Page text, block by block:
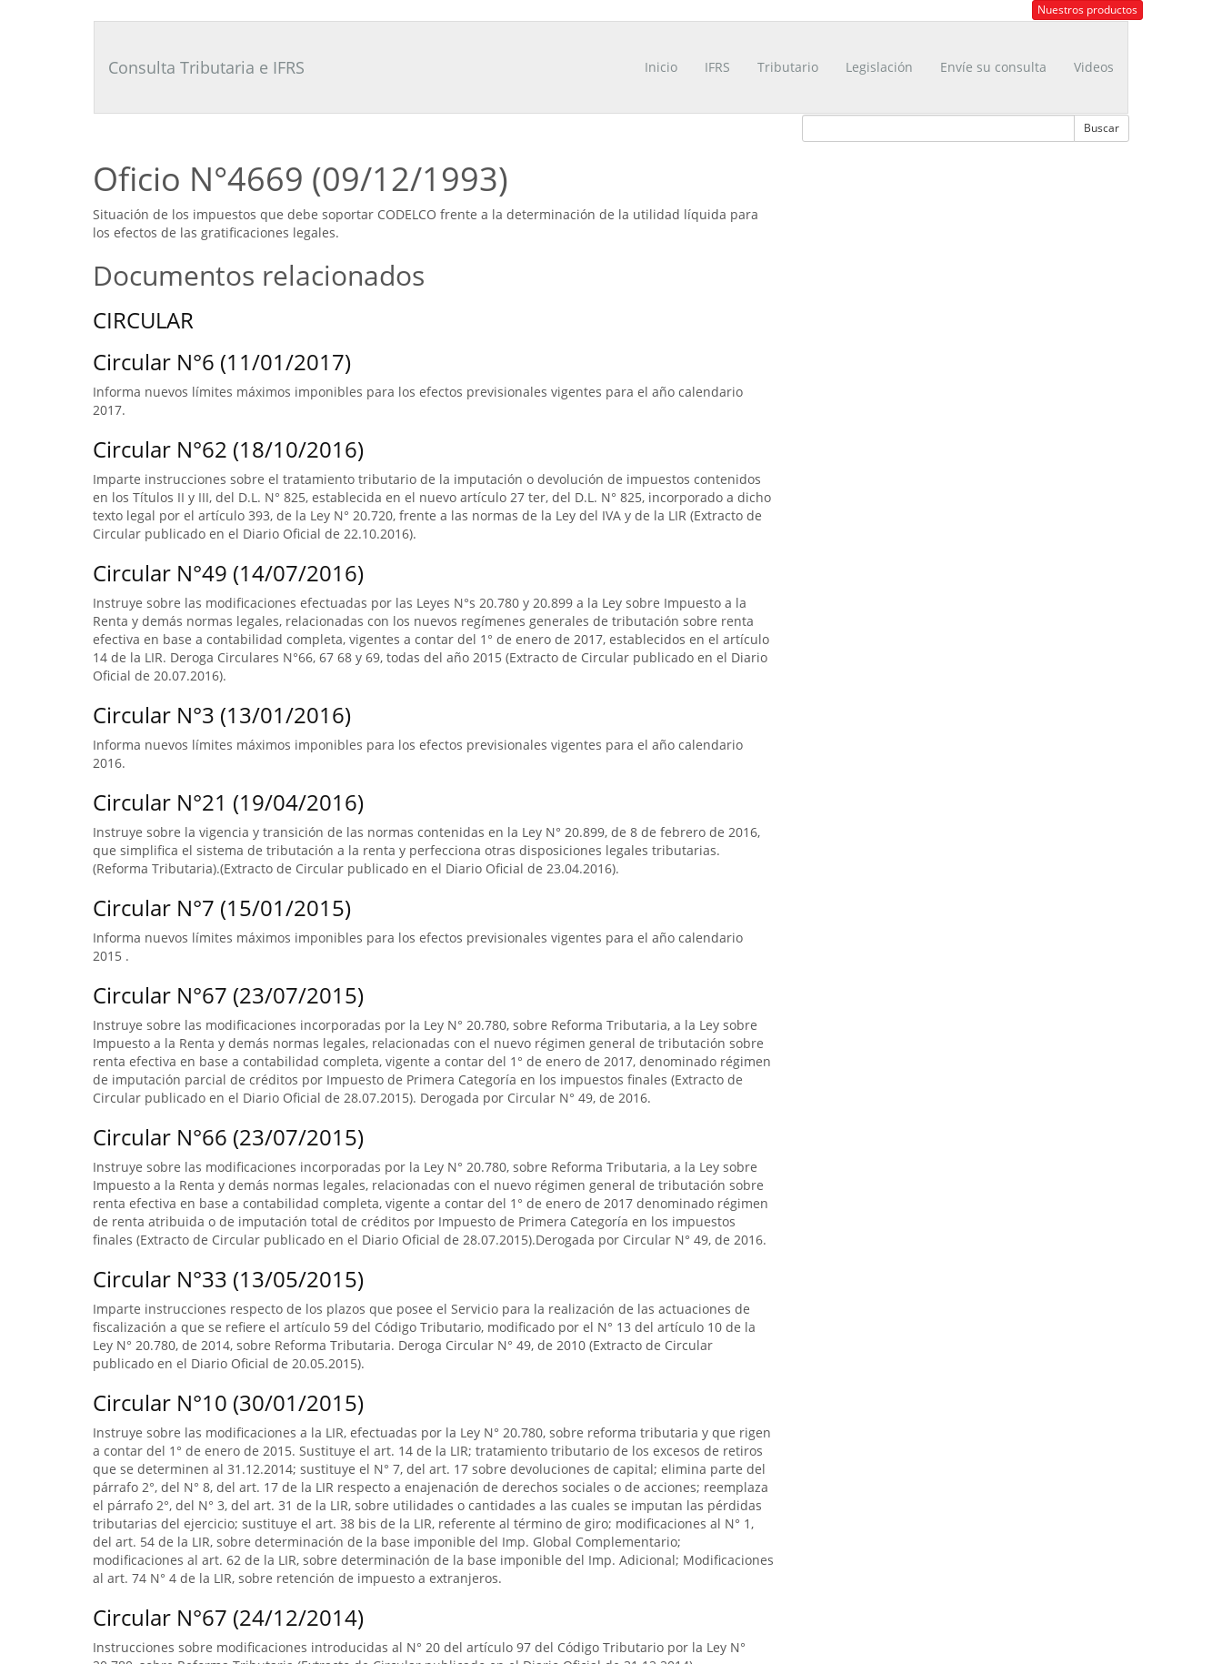
Tributario
Nuestros productos
Consulta Tributaria e IFRS Inicio IFRS Tributario Legislación Envíe su consulta Videos
Oficio N°4669 (09/12/1993)
Situación de los impuestos que debe soportar CODELCO frente a la determinación de la utilidad líquida para
los efectos de las gratificaciones legales.
Documentos relacionados
CIRCULAR
Circular N°6 (11/01/2017)
Informa nuevos límites máximos imponibles para los efectos previsionales vigentes para el año calendario
2017.
Circular N°62 (18/10/2016)
Imparte instrucciones sobre el tratamiento tributario de la imputación o devolución de impuestos contenidos
en los Títulos II y III, del D.L. N° 825, establecida en el nuevo artículo 27 ter, del D.L. N° 825, incorporado a dicho
texto legal por el artículo 393, de la Ley N° 20.720, frente a las normas de la Ley del IVA y de la LIR (Extracto de
Circular publicado en el Diario Oficial de 22.10.2016).
Circular N°49 (14/07/2016)
Instruye sobre las modificaciones efectuadas por las Leyes N°s 20.780 y 20.899 a la Ley sobre Impuesto a la
Renta y demás normas legales, relacionadas con los nuevos regímenes generales de tributación sobre renta
efectiva en base a contabilidad completa, vigentes a contar del 1° de enero de 2017, establecidos en el artículo
14 de la LIR. Deroga Circulares N°66, 67 68 y 69, todas del año 2015 (Extracto de Circular publicado en el Diario
Oficial de 20.07.2016).
Circular N°3 (13/01/2016)
Informa nuevos límites máximos imponibles para los efectos previsionales vigentes para el año calendario
2016.
Circular N°21 (19/04/2016)
Instruye sobre la vigencia y transición de las normas contenidas en la Ley N° 20.899, de 8 de febrero de 2016,
que simplifica el sistema de tributación a la renta y perfecciona otras disposiciones legales tributarias.
(Reforma Tributaria).(Extracto de Circular publicado en el Diario Oficial de 23.04.2016).
Circular N°7 (15/01/2015)
Informa nuevos límites máximos imponibles para los efectos previsionales vigentes para el año calendario
2015 .
Circular N°67 (23/07/2015)
Instruye sobre las modificaciones incorporadas por la Ley N° 20.780, sobre Reforma Tributaria, a la Ley sobre
Impuesto a la Renta y demás normas legales, relacionadas con el nuevo régimen general de tributación sobre
renta efectiva en base a contabilidad completa, vigente a contar del 1° de enero de 2017, denominado régimen
de imputación parcial de créditos por Impuesto de Primera Categoría en los impuestos finales (Extracto de
Circular publicado en el Diario Oficial de 28.07.2015). Derogada por Circular N° 49, de 2016.
Circular N°66 (23/07/2015)
Instruye sobre las modificaciones incorporadas por la Ley N° 20.780, sobre Reforma Tributaria, a la Ley sobre
Impuesto a la Renta y demás normas legales, relacionadas con el nuevo régimen general de tributación sobre
renta efectiva en base a contabilidad completa, vigente a contar del 1° de enero de 2017 denominado régimen
de renta atribuida o de imputación total de créditos por Impuesto de Primera Categoría en los impuestos
finales (Extracto de Circular publicado en el Diario Oficial de 28.07.2015).Derogada por Circular N° 49, de 2016.
Circular N°33 (13/05/2015)
Imparte instrucciones respecto de los plazos que posee el Servicio para la realización de las actuaciones de
fiscalización a que se refiere el artículo 59 del Código Tributario, modificado por el N° 13 del artículo 10 de la
Ley N° 20.780, de 2014, sobre Reforma Tributaria. Deroga Circular N° 49, de 2010 (Extracto de Circular
publicado en el Diario Oficial de 20.05.2015).
Circular N°10 (30/01/2015)
Instruye sobre las modificaciones a la LIR, efectuadas por la Ley N° 20.780, sobre reforma tributaria y que rigen
a contar del 1° de enero de 2015. Sustituye el art. 14 de la LIR; tratamiento tributario de los excesos de retiros
que se determinen al 31.12.2014; sustituye el N° 7, del art. 17 sobre devoluciones de capital; elimina parte del
párrafo 2°, del N° 8, del art. 17 de la LIR respecto a enajenación de derechos sociales o de acciones; reemplaza
el párrafo 2°, del N° 3, del art. 31 de la LIR, sobre utilidades o cantidades a las cuales se imputan las pérdidas
tributarias del ejercicio; sustituye el art. 38 bis de la LIR, referente al término de giro; modificaciones al N° 1,
del art. 54 de la LIR, sobre determinación de la base imponible del Imp. Global Complementario;
modificaciones al art. 62 de la LIR, sobre determinación de la base imponible del Imp. Adicional; Modificaciones
al art. 74 N° 4 de la LIR, sobre retención de impuesto a extranjeros.
Circular N°67 (24/12/2014)
Instrucciones sobre modificaciones introducidas al N° 20 del artículo 97 del Código Tributario por la Ley N°